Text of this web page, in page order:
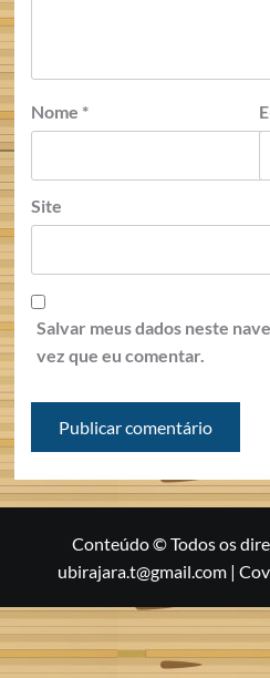
Nome *
Site
Salvar meus dados neste
vez que eu comentar.
Conteúdo © Todos os
ubirajara.t@gmail.com |